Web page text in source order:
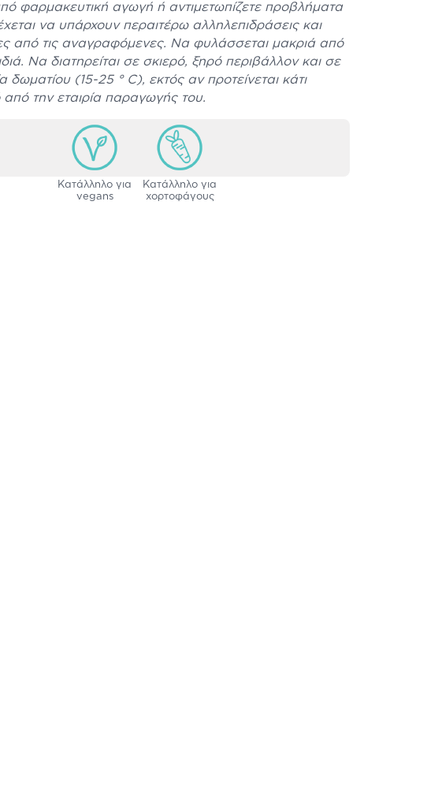
φαρμακευτική αγωγή ή αντιμετωπίζετε προβλήματα
να υπάρχουν περαιτέρω αλληλεπιδράσεις και
από τις αναγραφόμενες. Να φυλάσσεται μακριά από
Να διατηρείται σε σκιερό, ξηρό περιβάλλον και σε
δωματίου (15-25 ° C), εκτός αν προτείνεται κάτι
από την εταιρία παραγωγής του.
Κατάλληλο για
vegans
Κατάλληλο για
χορτοφάγους